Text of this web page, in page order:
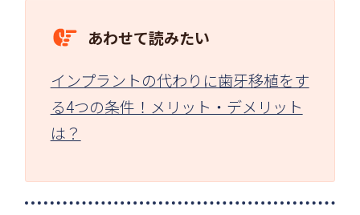
あわせて読みたい
インプラントの代わりに歯牙移植をす
る4つの条件！メリット・デメリット
は？